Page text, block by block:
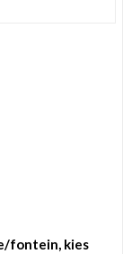
fontein, kies